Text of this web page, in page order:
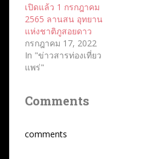
เปิดแล้ว 1 กรกฎาคม
2565 ลานสน อุทยาน
แห่งชาติภูสอยดาว
กรกฎาคม 17, 2022
In "ข่าวสารท่องเที่ยว
แพร่"
Comments
comments